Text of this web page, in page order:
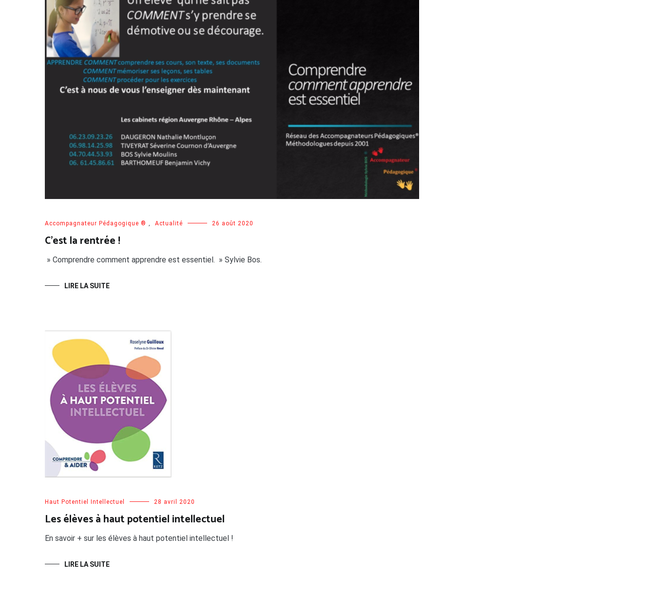
Accompagnateur Pédagogique ® , Actualité 26 août 2020
C’est la rentrée !
» Comprendre comment apprendre est essentiel. » Sylvie Bos.
LIRE LA SUITE
Haut Potentiel Intellectuel 28 avril 2020
Les élèves à haut potentiel intellectuel
En savoir + sur les élèves à haut potentiel intellectuel !
LIRE LA SUITE